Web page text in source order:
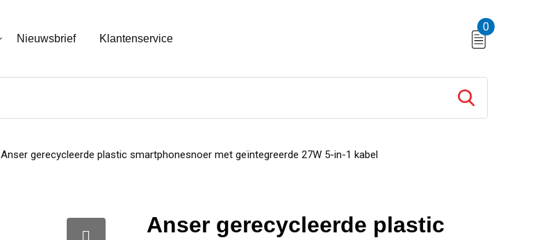
Nieuwsbrief Klantenservice
0
Anser gerecycleerde plastic smartphonesnoer met geïntegreerde 27W 5-in-1 kabel
Anser gerecycleerde plastic